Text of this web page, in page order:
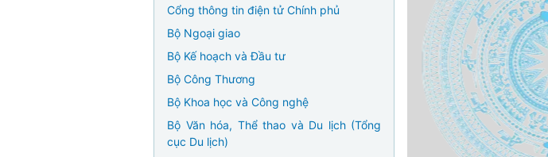
Cổng thông tin điện tử Chính phủ
Bộ Ngoại giao
Bộ Kế hoạch và Đầu tư
Bộ Công Thương
Bộ Khoa học và Công nghệ
Bộ Văn hóa, Thể thao và Du lịch (Tổng
cục Du lịch)